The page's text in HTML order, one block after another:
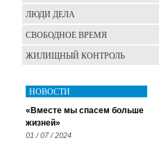
ЛЮДИ ДЕЛА
СВОБОДНОЕ ВРЕМЯ
ЖИЛИЩНЫЙ КОНТРОЛЬ
НОВОСТИ
«Вместе мы спасем больше
жизней»
01 / 07 / 2024